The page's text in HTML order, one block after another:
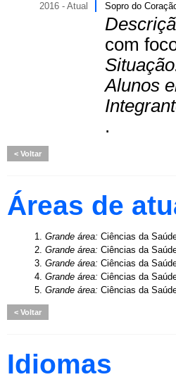
2016 - Atual Sopro do
com
Alunos
.
Voltar
Áreas de
1. Grande área: Ciências da
2. Grande área: Ciências da
3. Grande área: Ciências da
4. Grande área: Ciências da
5. Grande área: Ciências da
Voltar
Idiomas